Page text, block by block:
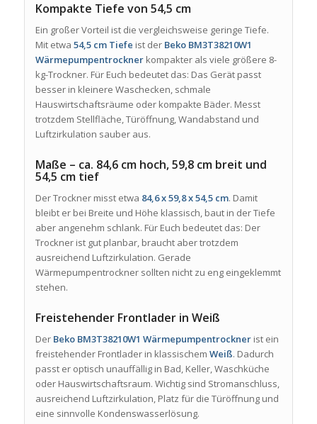
Kompakte Tiefe von 54,5 cm
Ein großer Vorteil ist die vergleichsweise geringe Tiefe.
Mit etwa 54,5 cm Tiefe ist der Beko BM3T38210W1
Wärmepumpentrocknerkompakter als viele größere 8-
kg-Trockner. Für Euch bedeutet das: Das Gerät passt
besser in kleinere Waschecken, schmale
Hauswirtschaftsräume oder kompakte Bäder. Messt
trotzdem Stellfläche, Türöffnung, Wandabstand und
Luftzirkulation sauber aus.
Maße – ca. 84,6 cm hoch, 59,8 cm breit und
54,5 cm tief
Der Trockner misst etwa 84,6 x 59,8 x 54,5 cm. Damit
bleibt er bei Breite und Höhe klassisch, baut in der Tiefe
aber angenehm schlank. Für Euch bedeutet das: Der
Trockner ist gut planbar, braucht aber trotzdem
ausreichend Luftzirkulation. Gerade
Wärmepumpentrockner sollten nicht zu eng eingeklemmt
stehen.
Freistehender Frontlader in Weiß
Der Beko BM3T38210W1 Wärmepumpentrocknerist ein
freistehender Frontlader in klassischem Weiß. Dadurch
passt er optisch unauffällig in Bad, Keller, Waschküche
oder Hauswirtschaftsraum. Wichtig sind Stromanschluss,
ausreichend Luftzirkulation, Platz für die Türöffnung und
eine sinnvolle Kondenswasserlösung.